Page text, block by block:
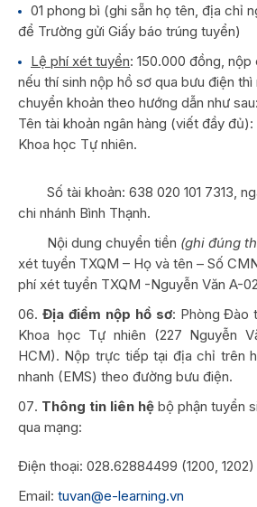
01 phong bì (ghi sẵn họ tên, địa chỉ
để Trường gửi Giấy báo trúng tuyển)
Lệ phí xét tuyển: 150.000 đồng,
nếu thí sinh nộp hồ sơ qua bưu điện
chuyển khoản theo hướng dẫn như sau:
Tên tài khoản ngân hàng (viết đầy
Khoa học Tự nhiên.
Số tài khoản: 638 020 101 7313,
chi nhánh Bình Thạnh.
Nội dung chuyển tiền (ghi đúng
xét tuyển TXQM – Họ và tên – Số
phí xét tuyển TXQM -Nguyễn Văn A-
Địa điểm nộp hồ sơ: Phòng Đào
Khoa học Tự nhiên (227 Nguyễn
HCM). Nộp trực tiếp tại địa chỉ trên
nhanh (EMS) theo đường bưu điện.
Thông tin liên hệ bộ phận tuyển
qua mạng:
Điện thoại: 028.62884499 (1200,
Email: tuvan@e-learning.vn